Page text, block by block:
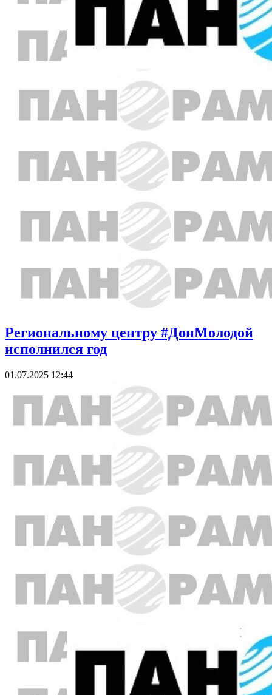
Региональному центру #ДонМолодой
исполнился год
01.07.2025 12:44